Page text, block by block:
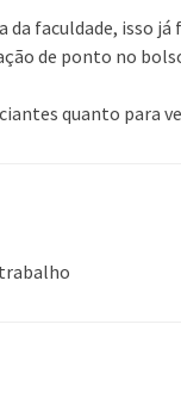
da faculdade, isso
de ponto no
quanto para